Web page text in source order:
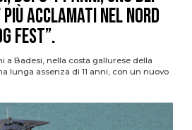
acclamati nel nord
Fest”.
a Badesi, nella costa gallurese della
lunga assenza di 11 anni, con un nuovo